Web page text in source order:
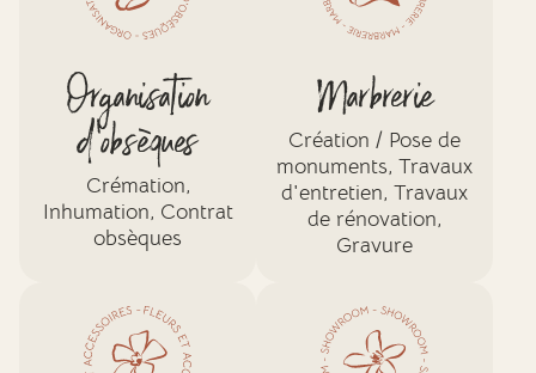
Organisation
d'obsèques
Crémation,
Inhumation, Contrat
obsèques
Marbrerie
Création / Pose de
monuments, Travaux
d'entretien, Travaux
de rénovation,
Gravure